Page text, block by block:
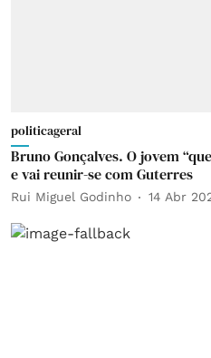
politicageral
Bruno Gonçalves. O jovem
e vai reunir-se com Guterres
Rui Miguel Godinho 14 Abr